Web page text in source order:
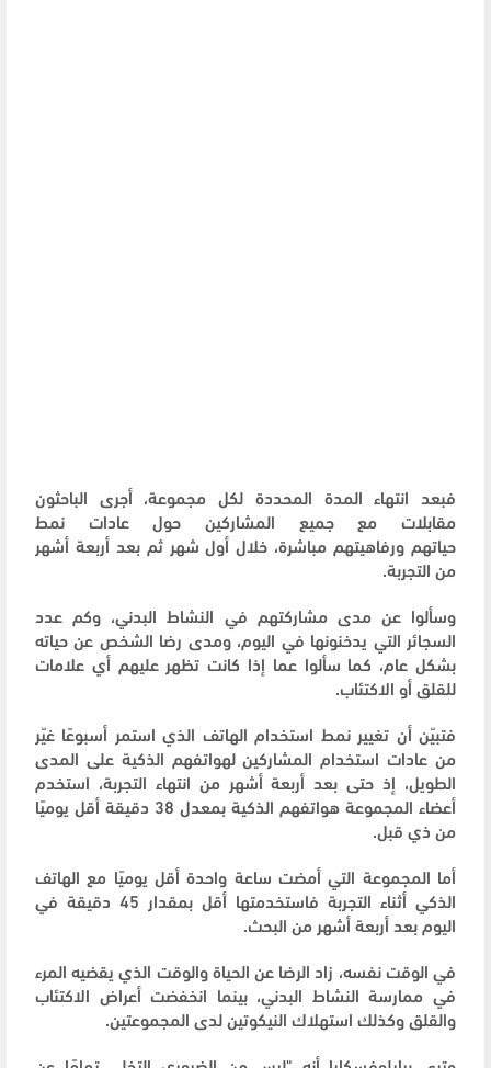
فبعد انتهاء المدة المحددة لكل مجموعة، أجرى الباحثون
مقابلات مع جميع المشاركين حول عادات نمط
حياتهم ورفاهيتهم مباشرة، خلال أول شهر ثم بعد أربعة أشهر
من التجربة.
وسألوا عن مدى مشاركتهم في النشاط البدني، وكم عدد
السجائر التي يدخنونها في اليوم، ومدى رضا الشخص عن حياته
بشكل عام، كما سألوا عما إذا كانت تظهر عليهم أي علامات
للقلق أو الاكتئاب.
فتبيّن أن تغيير نمط استخدام الهاتف الذي استمر أسبوعًا غيّر
من عادات استخدام المشاركين لهواتفهم الذكية على المدى
الطويل، إذ حتى بعد أربعة أشهر من انتهاء التجربة، استخدم
أعضاء المجموعة هواتفهم الذكية بمعدل 38 دقيقة أقل يوميًا
من ذي قبل.
أما المجموعة التي أمضت ساعة واحدة أقل يوميًا مع الهاتف
الذكي أثناء التجربة فاستخدمتها أقل بمقدار 45 دقيقة في
اليوم بعد أربعة أشهر من البحث.
في الوقت نفسه، زاد الرضا عن الحياة والوقت الذي يقضيه المرء
في ممارسة النشاط البدني، بينما انخفضت أعراض الاكتئاب
والقلق وكذلك استهلاك النيكوتين لدى المجموعتين.